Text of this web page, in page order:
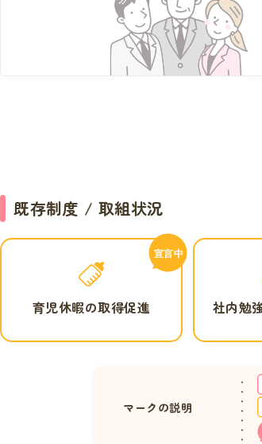
既存制度 / 取組状況
育児休暇の取得促進 社内勉
マークの説明